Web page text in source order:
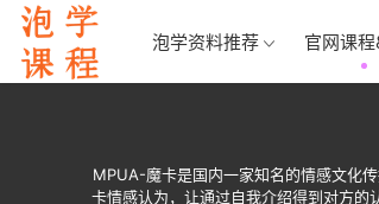
泡学资料推荐 官网课
MPUA-魔卡是国内一家知名的情感文化
卡情感认为，让通过自我介绍得到对方的